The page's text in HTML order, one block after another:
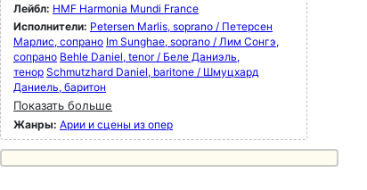
Лейбл: HMF Harmonia Mundi France
Исполнители: Petersen Marlis, soprano / Петерсен
Марлис, сопрано Im Sunghae, soprano / Лим Сонгэ,
сопрано Behle Daniel, tenor / Беле Даниэль,
тенор Schmutzhard Daniel, baritone / Шмуцхард
Даниель, баритон
Показать больше
Жанры: Арии и сцены из опер